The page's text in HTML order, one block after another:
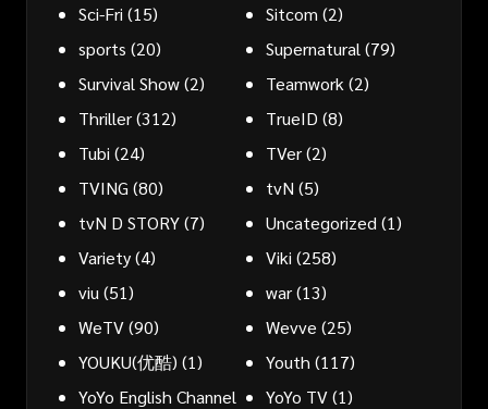
Sci-Fri (15) Sitcom (2)
sports (20) Supernatural (79)
Survival Show(2) Teamwork (2)
Thriller(312) TrueID (8)
Tubi (24) TVer(2)
TVING (80) tvN (5)
tvN D STORY(7) Uncategorized (1)
Variety(4) Viki (258)
viu (51) war(13)
WeTV(90) Wevve (25)
YOUKU(优酷) (1) Youth (117)
YoYo English Channel
YoYo TV(1)